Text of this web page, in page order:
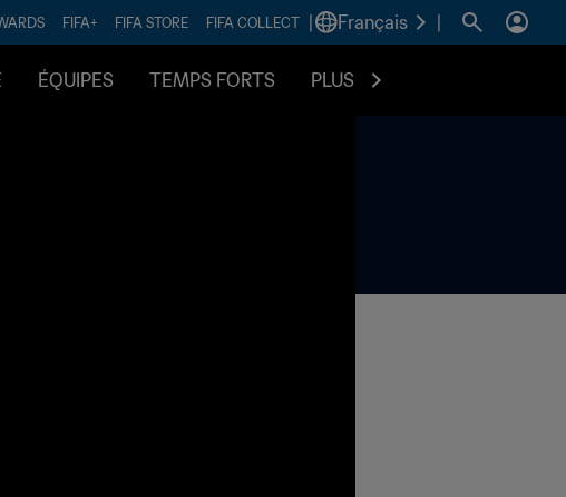
FIFA+ FIFA STORE FIFA COLLECT Français
ÉQUIPES TEMPS FORTS PLUS